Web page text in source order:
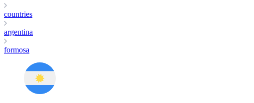
countries
argentina
formosa